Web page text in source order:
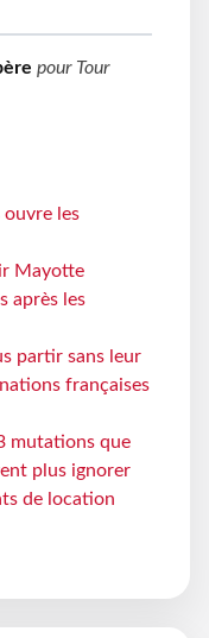
pour Tour
ouvre les
Mayotte
après les
partir sans leur
françaises
mutations que
plus ignorer
de location